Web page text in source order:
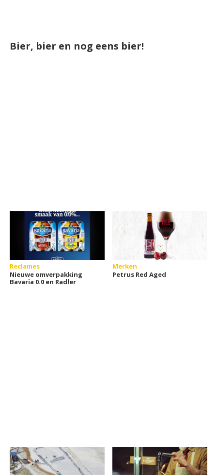
Bier, bier en nog eens bier!
Reclames
Nieuwe omverpakking
Bavaria 0.0 en Radler
Merken
Petrus Red Aged